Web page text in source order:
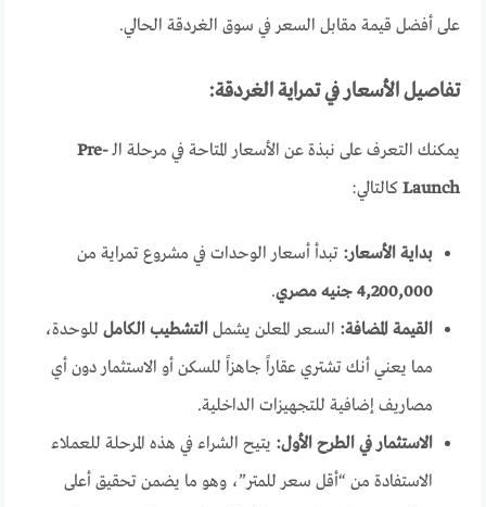
على أفضل قيمة مقابل السعر في سوق الغردقة الحالي.
تفاصيل الأسعار في تمراية الغردقة:
يمكنك التعرف على نبذة عن الأسعار المتاحة في مرحلة الـPre-
Launch كالتالي:
بداية الأسعار: تبدأ أسعار الوحدات في مشروع تمراية من
4,200,000 جنيه مصري
.
القيمة المضافة: السعر المعلن يشملالتشطيب الكامل للوحدة،
مما يعني أنك تشتري عقاراً جاهزاً للسكن أو الاستثمار دون أي
مصاريف إضافية للتجهيزات الداخلية.
الاستثمار في الطرح الأول: يتيح الشراء في هذه المرحلة للعملاء
الاستفادة من “أقل سعر للمتر”، وهو ما يضمن تحقيق أعلى